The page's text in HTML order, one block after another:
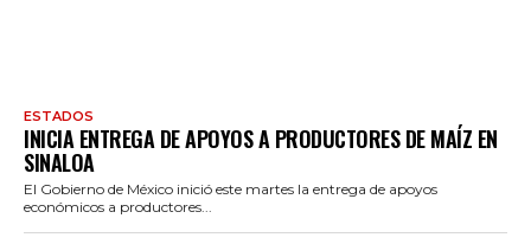
ESTADOS
INICIA ENTREGA DE APOYOS A PRODUCTORES DE MAÍZ EN
SINALOA
El Gobierno de México inició este martes la entrega de apoyos
económicos a productores...